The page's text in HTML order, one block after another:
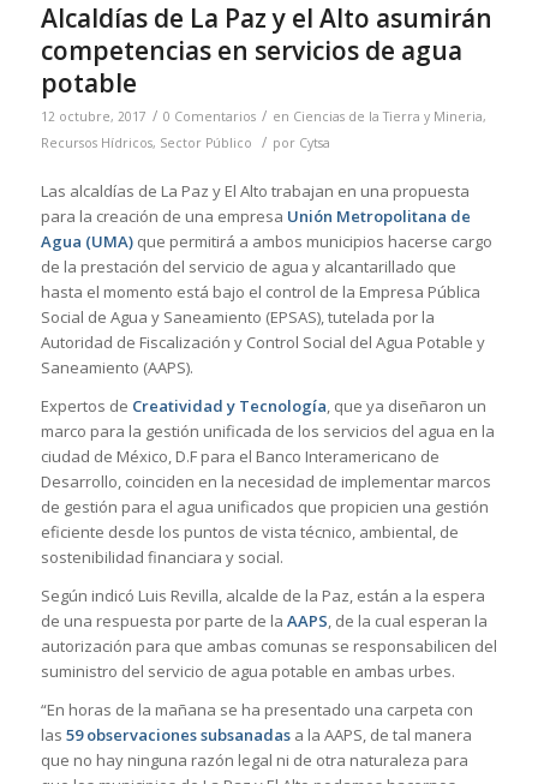
Alcaldías de La Paz y el Alto asumirán
competencias en servicios de agua
potable
12 octubre, 2017 / 0 Comentarios / en Ciencias de la Tierra y Mineria,
Recursos Hídricos, Sector Público / por Cytsa
Las alcaldías de La Paz y El Alto trabajan en una propuesta
para la creación de una empresa Unión Metropolitana de
Agua (UMA)que permitirá a ambos municipios hacerse cargo
de la prestación del servicio de agua y alcantarillado que
hasta el momento está bajo el control de la Empresa Pública
Social de Agua y Saneamiento (EPSAS), tutelada por la
Autoridad de Fiscalización y Control Social del Agua Potable y
Saneamiento (AAPS).
Expertos de Creatividad y Tecnología, que ya diseñaron un
marco para la gestión unificada de los servicios del agua en la
ciudad de México, D.F para el Banco Interamericano de
Desarrollo, coinciden en la necesidad de implementar marcos
de gestión para el agua unificados que propicien una gestión
eficiente desde los puntos de vista técnico, ambiental, de
sostenibilidad financiara y social.
Según indicó Luis Revilla, alcalde de la Paz, están a la espera
de una respuesta por parte de la AAPS, de la cual esperan la
autorización para que ambas comunas se responsabilicen del
suministro del servicio de agua potable en ambas urbes.
“En horas de la mañana se ha presentado una carpeta con
las 59 observaciones subsanadasa la AAPS, de tal manera
que no hay ninguna razón legal ni de otra naturaleza para